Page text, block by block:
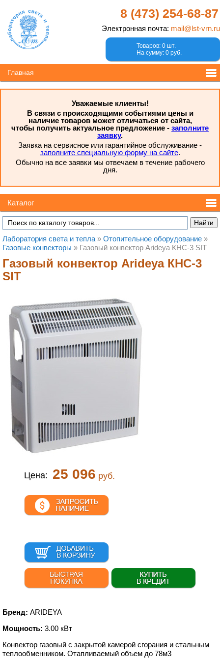
8 (473) 254-68-87
Электронная почта: mail@lst-vrn.ru
Товаров: 0 шт.
На сумму: 0 руб.
Главная
Уважаемые клиенты!
В связи с происходящими событиями цены и
наличие товаров может отличаться от сайта,
чтобы получить актуальное предложение - заполните
заявку.
Заявка на сервисное или гарантийное обслуживание -
заполните специальную форму на сайте.
Обычно на все заявки мы отвечаем в течение рабочего
дня.
Каталог
Лаборатория света и тепла » Отопительное оборудование »
Газовые конвекторы » Газовый конвектор Arideya КНС-3 SIT
Газовый конвектор Arideya КНС-3
SIT
Цена: 25 096 руб.
Бренд: ARIDEYA
Мощность: 3.00 кВт
Конвектор газовый с закрытой камерой сгорания и стальным
теплообменником. Отапливаемый объем до 78м3